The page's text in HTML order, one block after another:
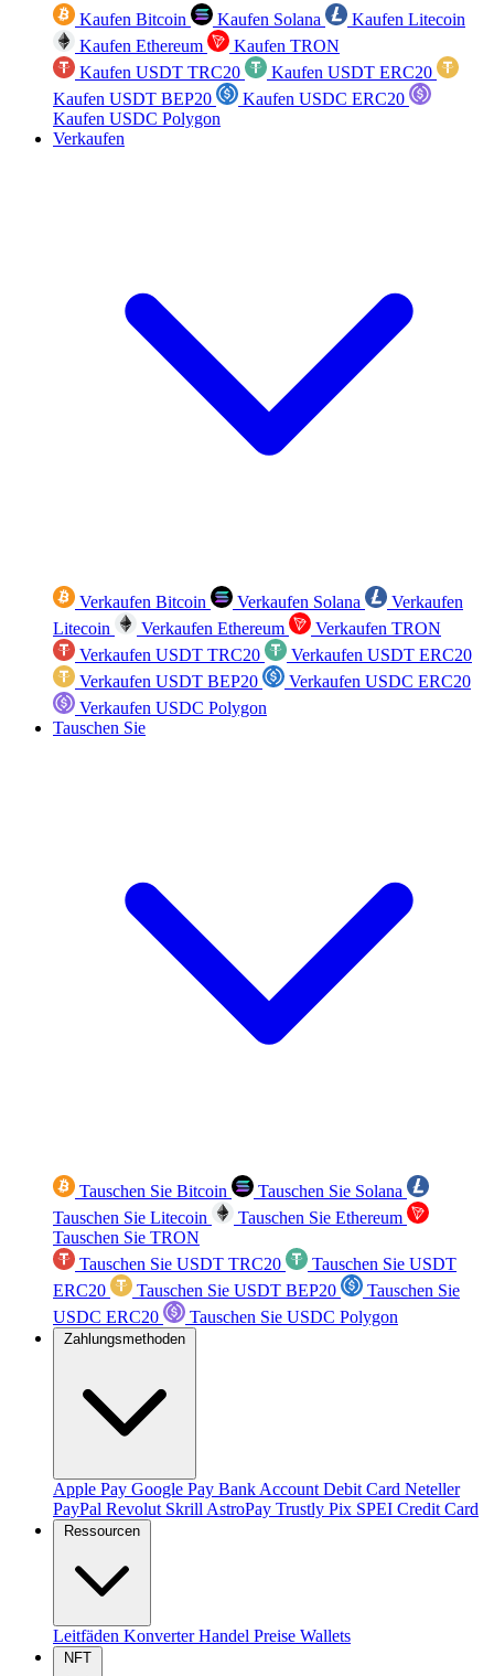
Kaufen Bitcoin Kaufen Solana
Kaufen Litecoin
Kaufen Ethereum
Kaufen TRON
Kaufen USDT TRC20
Kaufen USDT ERC20
Kaufen USDT BEP20
Kaufen USDC ERC20
Kaufen USDC Polygon
Verkaufen
Verkaufen Bitcoin Verkaufen Solana
Verkaufen
Litecoin
Verkaufen Ethereum
Verkaufen TRON
Verkaufen USDT TRC20
Verkaufen USDT ERC20
Verkaufen USDT BEP20
Verkaufen USDC ERC20
Verkaufen USDC Polygon
Tauschen Sie
Tauschen Sie Bitcoin
Tauschen Sie Solana
Tauschen Sie Litecoin
Tauschen Sie Ethereum
Tauschen Sie TRON
Tauschen Sie USDT TRC20
Tauschen Sie USDT
ERC20
Tauschen Sie USDT BEP20
Tauschen Sie
USDC ERC20
Tauschen Sie USDC Polygon
Zahlungsmethoden
Apple Pay Google Pay Bank Account Debit Card Neteller
PayPal Revolut Skrill AstroPay Trustly Pix SPEI Credit Card
Ressourcen
Leitfäden KonverterHandel Preise Wallets
NFT